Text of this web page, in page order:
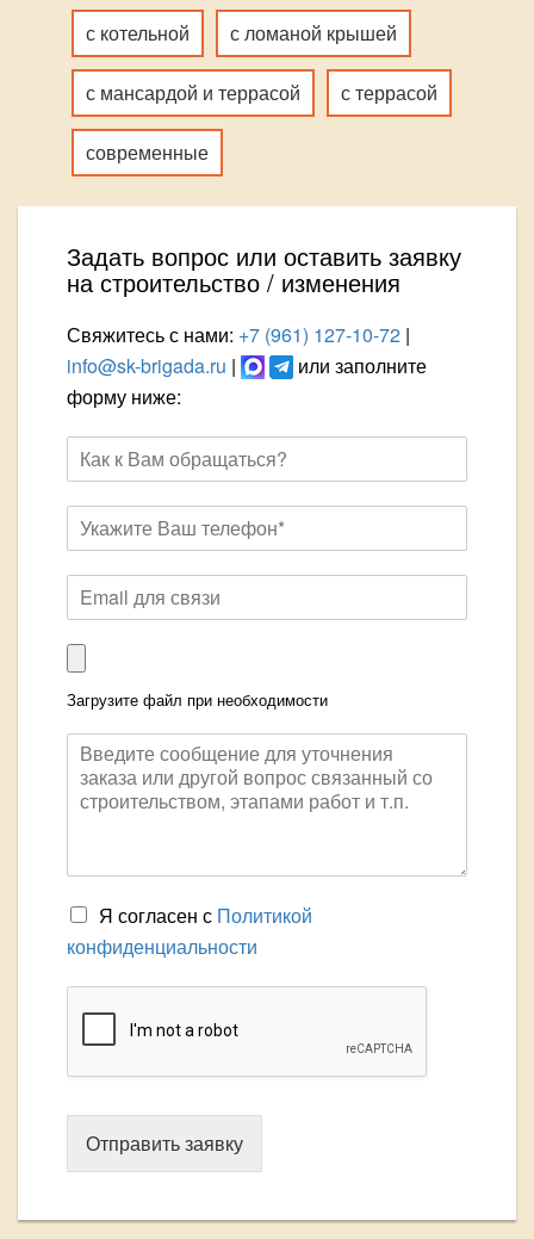
с котельной с ломаной крышей
с мансардой и террасой с террасой
современные
Задать вопрос или оставить заявку
на строительство / изменения
Свяжитесь с нами: +7 (961) 127-10-72 |
info@sk-brigada.ru |
или заполните
форму ниже:
Загрузите файл при необходимости
Я согласен с Политикой
конфиденциальности
Отправить заявку